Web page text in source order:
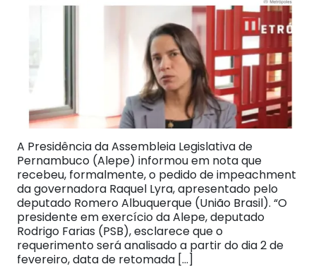
A Presidência da Assembleia Legislativa de
Pernambuco (Alepe) informou em nota que
recebeu, formalmente, o pedido de impeachment
da governadora Raquel Lyra, apresentado pelo
deputado Romero Albuquerque (União Brasil). “O
presidente em exercício da Alepe, deputado
Rodrigo Farias (PSB), esclarece que o
requerimento será analisado a partir do dia 2 de
fevereiro, data de retomada […]